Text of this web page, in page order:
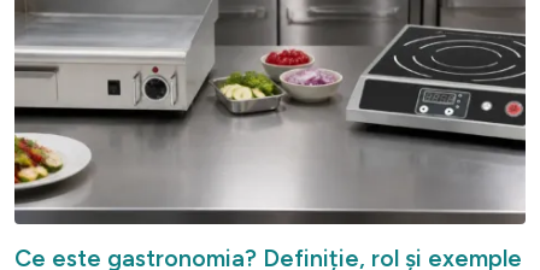
Ce este gastronomia? Definiție, rol și exemple